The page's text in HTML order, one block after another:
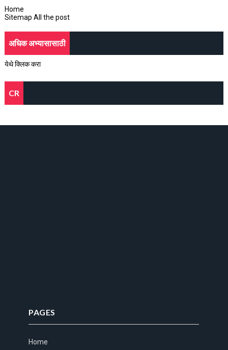
Home
Sitemap All the post
अधिक अभ्यासासाठी
येथे क्लिक करा
CR
PAGES
Home